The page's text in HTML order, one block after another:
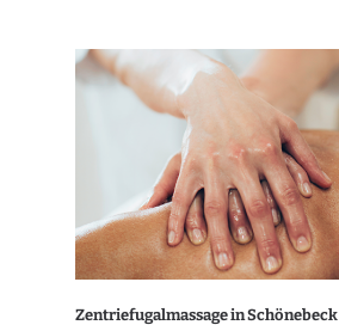
Zentriefugalmassage in Schönebeck